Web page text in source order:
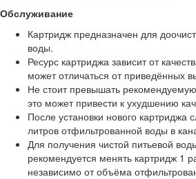
Обслуживание
Картридж предназначен для
воды.
Ресурс картриджа зависит от
может отличаться от приведённых
Не стоит превышать
это может привести к ухудшению
После установки нового картриджа
литров отфильтрованной воды в
Для получения чистой питьевой
рекомендуется менять картридж 1
независимо от объёма